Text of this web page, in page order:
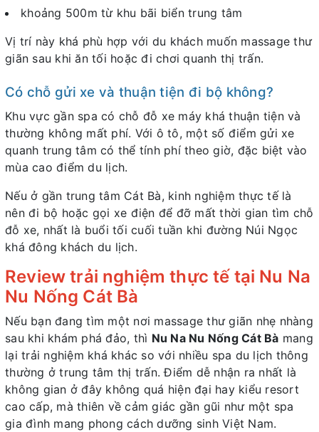
khoảng 500m từ khu bãi biển trung tâm
Vị trí này khá phù hợp với du khách muốn massage thư
giãn sau khi ăn tối hoặc đi chơi quanh thị trấn.
Có chỗ gửi xe và thuận tiện đi bộ không?
Khu vực gần spa có chỗ đỗ xe máy khá thuận tiện và
thường không mất phí. Với ô tô, một số điểm gửi xe
quanh trung tâm có thể tính phí theo giờ, đặc biệt vào
mùa cao điểm du lịch.
Nếu ở gần trung tâm Cát Bà, kinh nghiệm thực tế là
nên đi bộ hoặc gọi xe điện để đỡ mất thời gian tìm chỗ
đỗ xe, nhất là buổi tối cuối tuần khi đường Núi Ngọc
khá đông khách du lịch.
Review trải nghiệm thực tế tại Nu Na
Nu Nống Cát Bà
Nếu bạn đang tìm một nơi massage thư giãn nhẹ nhàng
sau khi khám phá đảo, thì Nu Na Nu Nống Cát Bà mang
lại trải nghiệm khá khác so với nhiều spa du lịch thông
thường ở trung tâm thị trấn. Điểm dễ nhận ra nhất là
không gian ở đây không quá hiện đại hay kiểu resort
cao cấp, mà thiên về cảm giác gần gũi như một spa
gia đình mang phong cách dưỡng sinh Việt Nam.